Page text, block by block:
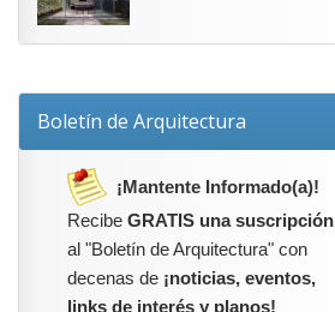
Boletín de Arquitectura
¡Mantente Informado(a)!
Recibe GRATIS una suscripción
al "Boletín de Arquitectura" con
decenas de ¡noticias, eventos,
links de interés y planos!